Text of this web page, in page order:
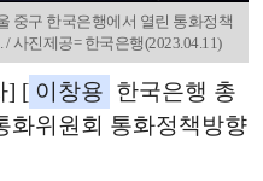
중구 한국은행에서 열린 통화정책
사진제공= 한국은행(2023.04.11)
] [ 이창용 한국은행 총
화위원회 통화정책방향